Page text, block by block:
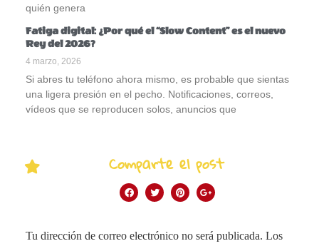
quién genera
Fatiga digital: ¿Por qué el “Slow Content” es el nuevo
Rey del 2026?
4 marzo, 2026
Si abres tu teléfono ahora mismo, es probable que sientas
una ligera presión en el pecho. Notificaciones, correos,
vídeos que se reproducen solos, anuncios que
Comparte el post
Tu dirección de correo electrónico no será publicada. Los